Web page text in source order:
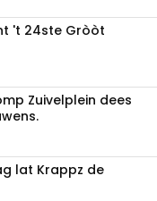
't 24ste Gròòt
Zuivelplein dees
lat Krappz de